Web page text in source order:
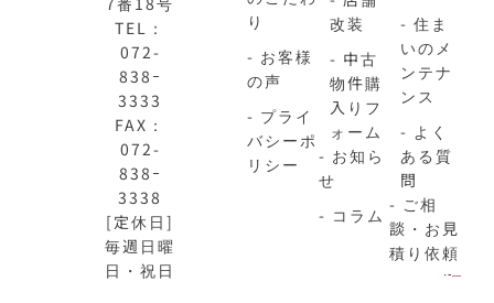
TEL：
072-
838ｰ
3333
FAX：
072-
838ｰ
3338
[定休日]
毎週日曜
日・祝日
り
- お客様
の声
- プライ
バシーポ
リシー
改装
- 中古
物件購
入りフ
ォーム
- お知ら
せ
- コラム
- 住ま
いのメ
ンテナ
ンス
- よく
ある質
問
- ご相
談・お見
積り依頼